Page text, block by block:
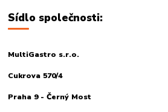
Sídlo společnosti:
MultiGastro s.r.o.
Cukrova 570/4
Praha 9 - Černý Most